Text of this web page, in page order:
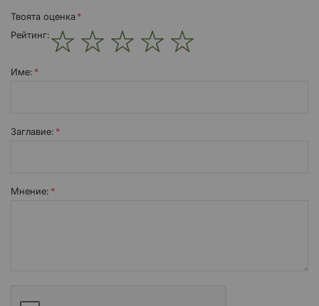
Твоята оценка
Рейтинг:
Име:
Заглавиe:
Мнение: